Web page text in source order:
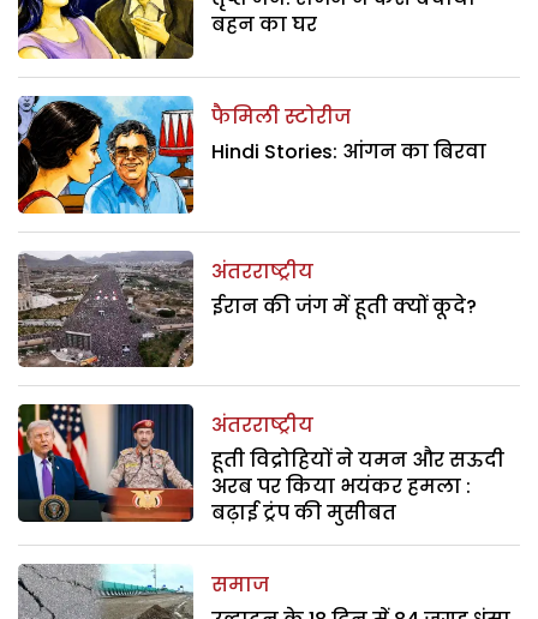
बहन का घर
फैमिली स्टोरीज
Hindi Stories: आंगन का बिरवा
अंतरराष्ट्रीय
ईरान की जंग में हूती क्यों कूदे?
अंतरराष्ट्रीय
हूती विद्रोहियों ने यमन और सऊदी
अरब पर किया भयंकर हमला :
बढ़ाई ट्रंप की मुसीबत
समाज